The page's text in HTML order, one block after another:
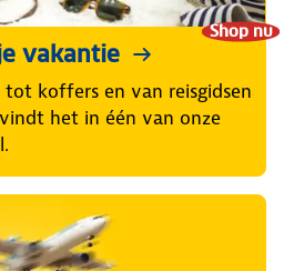
Shop nu
vakantie
tot koffers en van reisgidsen
het in één van onze